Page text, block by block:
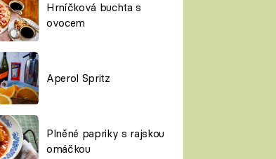
Hrníčková buchta s
ovocem
Aperol Spritz
Plněné papriky s rajskou
omáčkou